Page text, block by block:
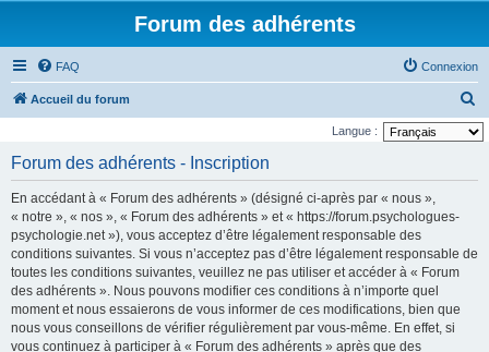
Forum des adhérents
FAQ Connexion
Accueil du forum
e
Langue :
Forum des adhérents - Inscription
En accédant à « Forum des adhérents » (désigné ci-après par « nous »,
« notre », « nos », « Forum des adhérents » et « https://forum.psychologues-
psychologie.net »), vous acceptez d’être légalement responsable des
conditions suivantes. Si vous n’acceptez pas d’être légalement responsable de
toutes les conditions suivantes, veuillez ne pas utiliser et accéder à « Forum
des adhérents ». Nous pouvons modifier ces conditions à n’importe quel
moment et nous essaierons de vous informer de ces modifications, bien que
nous vous conseillons de vérifier régulièrement par vous-même. En effet, si
vous continuez à participer à « Forum des adhérents » après que des